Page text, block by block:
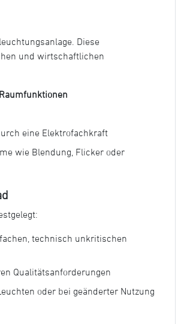
Diese
und wirtschaftlichen
eine Elektrofachkraft
wie Blendung, Flicker oder
technisch unkritischen
Qualitätsanforderungen
oder bei geänderter Nutzung